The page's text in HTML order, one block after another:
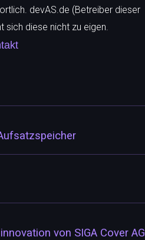
devAS.de (Betreiber dieser
sich diese nicht zu eigen.
von SIGA Cover AG